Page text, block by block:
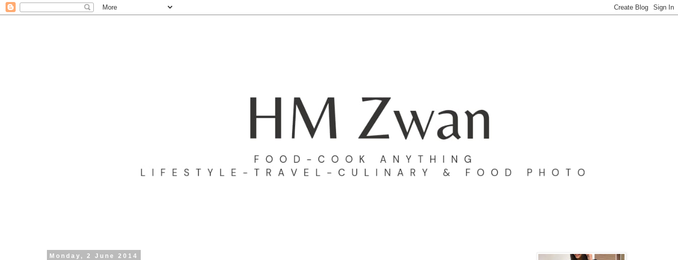
Monday, 2 June 2014